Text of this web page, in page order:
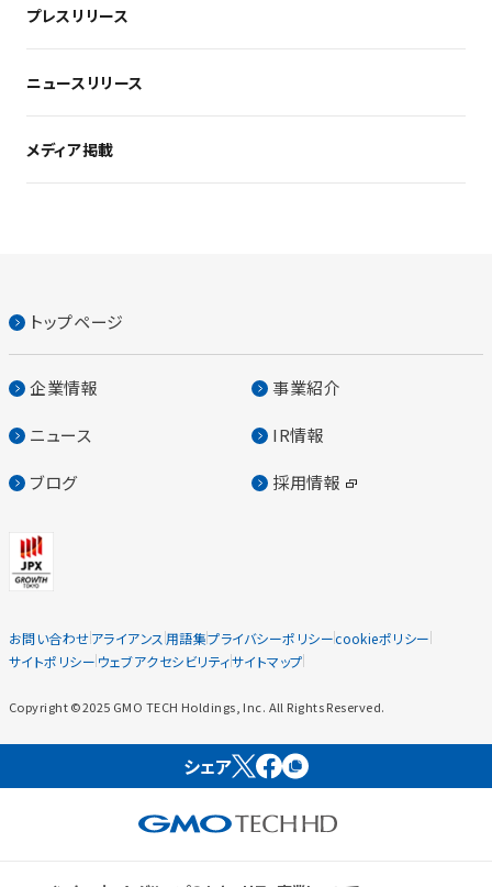
プレスリリース
ニュースリリース
メディア掲載
トップページ
企業情報 事業紹介
ニュース IR情報
ブログ 採用情報
お問い合わせアライアンス 用語集プライバシーポリシーcookieポリシー
サイトポリシー ウェブアクセシビリティサイトマップ
Copyright ©2025 GMO TECH Holdings, Inc. All Rights Reserved.
シェア